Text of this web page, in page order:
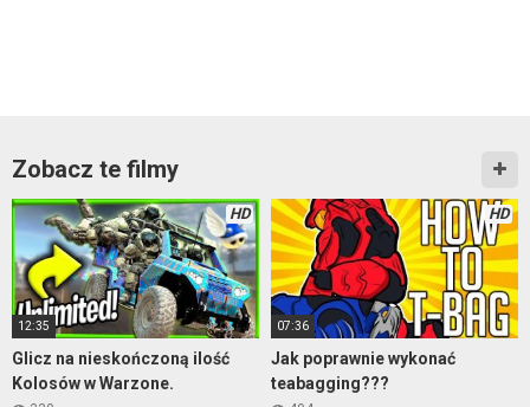
Zobacz te filmy
HD
12:35
Glicz na nieskończoną ilość
Kolosów w Warzone.
HD
07:36
Jak poprawnie wykonać
teabagging???